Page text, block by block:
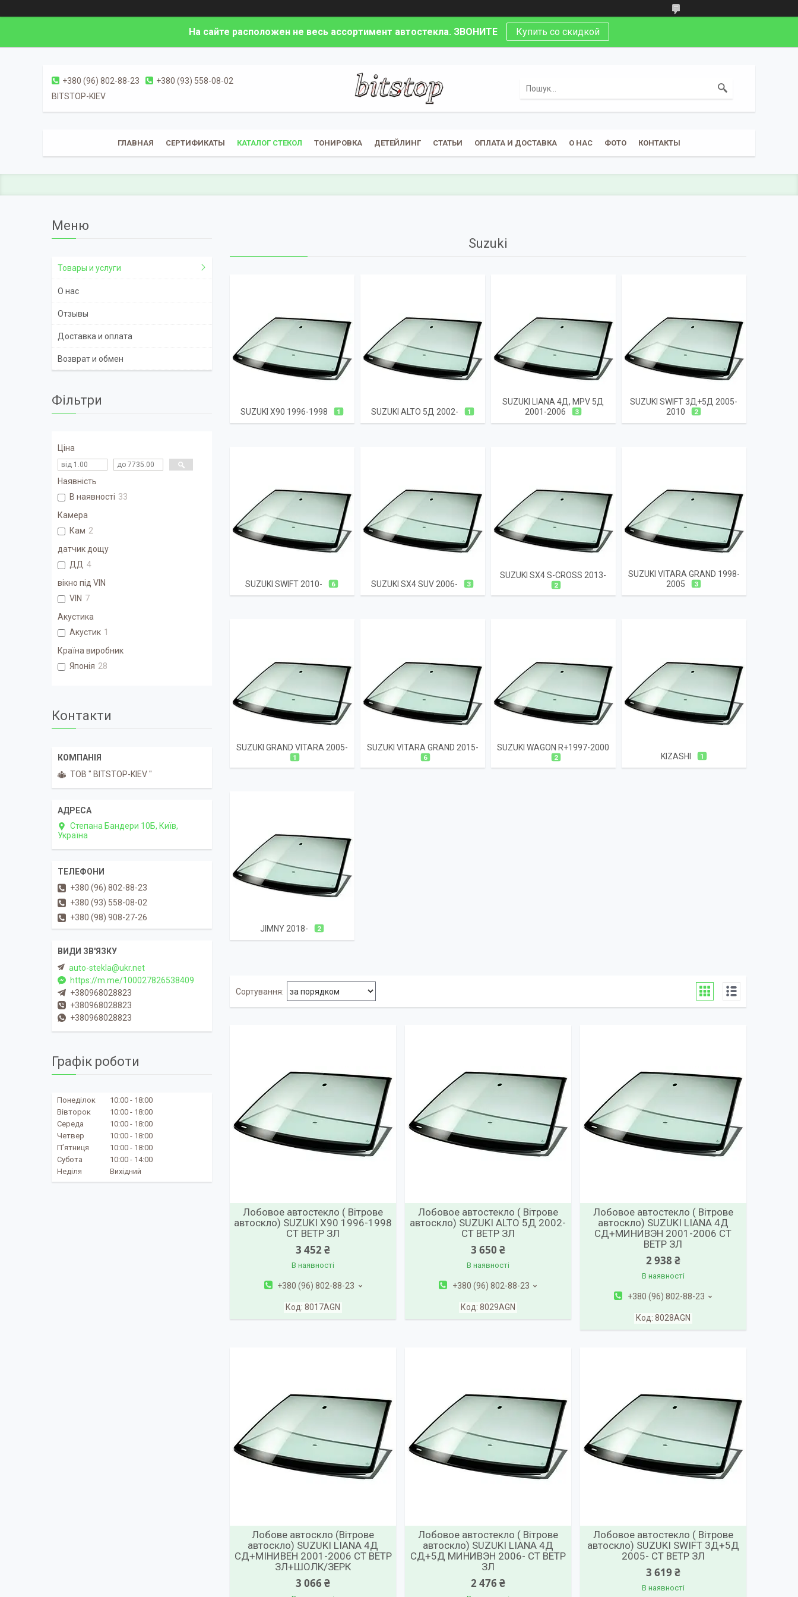
На сайте расположен не весь ассортимент автостекла. ЗВОНИТЕ Купить со скидкой
+380 (96) 802-88-23
+380 (93) 558-08-02
BITSTOP-KIEV
ГЛАВНАЯ СЕРТИФИКАТЫ КАТАЛОГ СТЕКОЛ ТОНИРОВКА ДЕТЕЙЛИНГ СТАТЬИ ОПЛАТА И ДОСТАВКА О НАС ФОТО КОНТАКТЫ
Suzuki
SUZUKI X90 1996-1998 1 SUZUKI ALTO 5Д 2002- 1
SUZUKI LIANA 4Д, MPV 5Д
2001-2006
3
SUZUKI SWIFT 3Д+5Д 2005-
2010
2
SUZUKI SWIFT 2010- 6 SUZUKI SX4 SUV 2006- 3
SUZUKI SX4 S-CROSS 2013-
2
SUZUKI VITARA GRAND 1998-
2005
3
SUZUKI GRAND VITARA 2005-
1
SUZUKI VITARA GRAND 2015-
6
SUZUKI WAGON R+1997-2000
2 KIZASHI 1
JIMNY 2018- 2
Лобовое автостекло ( Вітрове
автоскло) SUZUKI X90 1996-1998
СТ ВЕТР ЗЛ
3 452 ₴
В наявності
+380 (96) 802-88-23
8017AGN
Лобовое автостекло ( Вітрове
автоскло) SUZUKI ALTO 5Д 2002-
СТ ВЕТР ЗЛ
3 650 ₴
В наявності
+380 (96) 802-88-23
8029AGN
Лобовое автостекло ( Вітрове
автоскло) SUZUKI LIANA 4Д
СД+МИНИВЭН 2001-2006 СТ
ВЕТР ЗЛ
2 938 ₴
В наявності
+380 (96) 802-88-23
8028AGN
Лобове автоскло (Вітрове
автоскло) SUZUKI LIANA 4Д
СД+МІНИВЕН 2001-2006 СТ ВЕТР
ЗЛ+ШОЛК/ЗЕРК
3 066 ₴
Лобовое автостекло ( Вітрове
автоскло) SUZUKI LIANA 4Д
СД+5Д МИНИВЭН 2006- СТ ВЕТР
ЗЛ
2 476 ₴
Лобовое автостекло ( Вітрове
автоскло) SUZUKI SWIFT 3Д+5Д
2005- СТ ВЕТР ЗЛ
3 619 ₴
В наявності
Товары и услуги
О нас
Отзывы
Доставка и оплата
Возврат и обмен
Фільтри
Ціна
Наявність
В наявності 33
Камера
Кам 2
датчик дощу
ДД 4
вікно під VIN
VIN 7
Акустика
Акустик 1
Країна виробник
Японія 28
Контакти
ТОВ " BITSTOP-KIEV "
Степана Бандери 10Б, Київ,
Україна
+380 (96) 802-88-23
+380 (93) 558-08-02
+380 (98) 908-27-26
auto-stekla@ukr.net
https://m.me/100027826538409
+380968028823
+380968028823
+380968028823
Графік роботи
Понеділок 10:00
18:00
Вівторок
10:00
18:00
Середа
10:00
18:00
Четвер
10:00
18:00
Пʼятниця
10:00
18:00
Субота
10:00
14:00
Неділя
Вихідний